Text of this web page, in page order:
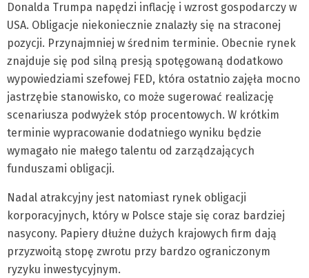
Donalda Trumpa napędzi inflację i wzrost gospodarczy w
USA. Obligacje niekoniecznie znalazły się na straconej
pozycji. Przynajmniej w średnim terminie. Obecnie rynek
znajduje się pod silną presją spotęgowaną dodatkowo
wypowiedziami szefowej FED, która ostatnio zajęła mocno
jastrzębie stanowisko, co może sugerować realizację
scenariusza podwyżek stóp procentowych. W krótkim
terminie wypracowanie dodatniego wyniku będzie
wymagało nie małego talentu od zarządzających
funduszami obligacji.
Nadal atrakcyjny jest natomiast rynek obligacji
korporacyjnych, który w Polsce staje się coraz bardziej
nasycony. Papiery dłużne dużych krajowych firm dają
przyzwoitą stopę zwrotu przy bardzo ograniczonym
ryzyku inwestycyjnym.